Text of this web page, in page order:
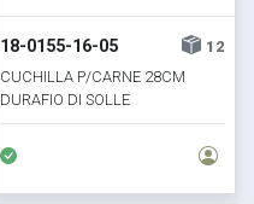
18-0155-16-05
12
CUCHILLA P/CARNE 28CM
DURAFIO DI SOLLE